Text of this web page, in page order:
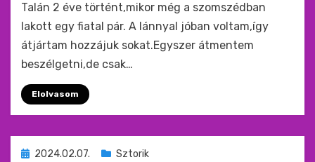
Talán 2 éve történt,mikor még a szomszédban
lakott egy fiatal pár. A lánnyal jóban voltam,í­gy
átjártam hozzájuk sokat.Egyszer átmentem
beszélgetni,de csak…
Elolvasom
Beküldve
2024.02.07. Sztorik